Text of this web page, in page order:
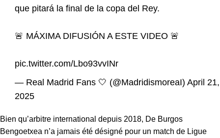
que pitará la final de la copa del Rey.
🚨 MÁXIMA DIFUSIÓN A ESTE VIDEO 🚨
pic.twitter.com/Lbo93vvINr
— Real Madrid Fans 🤍 (@MadridismoreaI) April 21,
2025
Bien qu’arbitre international depuis 2018, De Burgos
Bengoetxea n’a jamais été désigné pour un match de Ligue